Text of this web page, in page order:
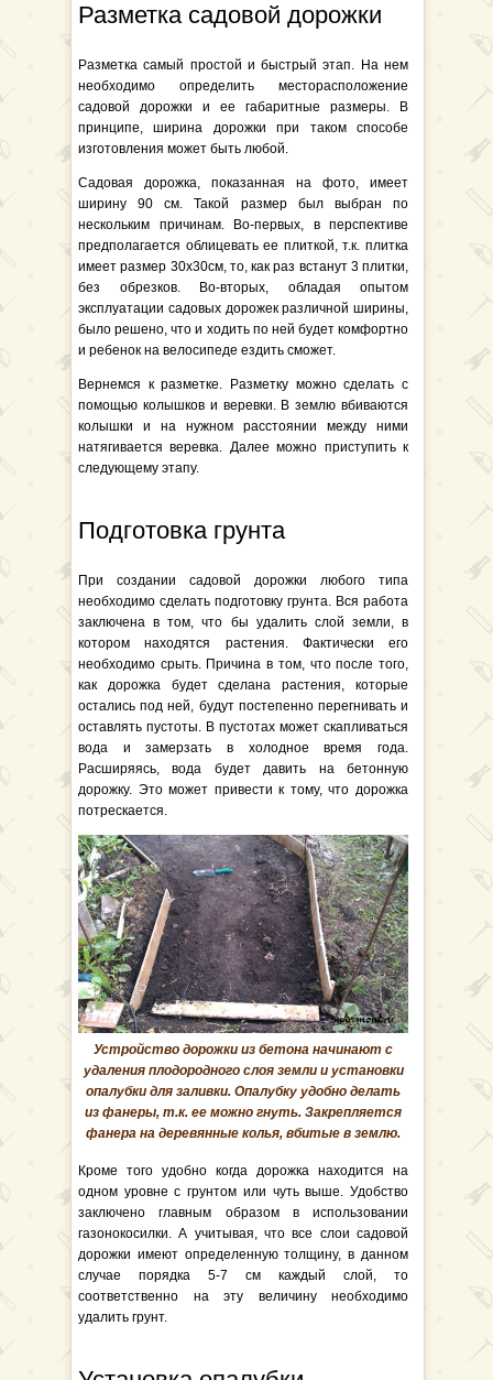
Разметка садовой дорожки
Разметка самый простой и быстрый этап. На нем
необходимо определить месторасположение
садовой дорожки и ее габаритные размеры. В
принципе, ширина дорожки при таком способе
изготовления может быть любой.
Садовая дорожка, показанная на фото, имеет
ширину 90 см. Такой размер был выбран по
нескольким причинам. Во-первых, в перспективе
предполагается облицевать ее плиткой, т.к. плитка
имеет размер 30х30см, то, как раз встанут 3 плитки,
без обрезков. Во-вторых, обладая опытом
эксплуатации садовых дорожек различной ширины,
было решено, что и ходить по ней будет комфортно
и ребенок на велосипеде ездить сможет.
Вернемся к разметке. Разметку можно сделать с
помощью колышков и веревки. В землю вбиваются
колышки и на нужном расстоянии между ними
натягивается веревка. Далее можно приступить к
следующему этапу.
Подготовка грунта
При создании садовой дорожки любого типа
необходимо сделать подготовку грунта. Вся работа
заключена в том, что бы удалить слой земли, в
котором находятся растения. Фактически его
необходимо срыть. Причина в том, что после того,
как дорожка будет сделана растения, которые
остались под ней, будут постепенно перегнивать и
оставлять пустоты. В пустотах может скапливаться
вода и замерзать в холодное время года.
Расширяясь, вода будет давить на бетонную
дорожку. Это может привести к тому, что дорожка
потрескается.
Устройство дорожки из бетона начинают с
удаления плодородного слоя земли и установки
опалубки для заливки. Опалубку удобно делать
из фанеры, т.к. ее можно гнуть. Закрепляется
фанера на деревянные колья, вбитые в землю.
Кроме того удобно когда дорожка находится на
одном уровне с грунтом или чуть выше. Удобство
заключено главным образом в использовании
газонокосилки. А учитывая, что все слои садовой
дорожки имеют определенную толщину, в данном
случае порядка 5-7 см каждый слой, то
соответственно на эту величину необходимо
удалить грунт.